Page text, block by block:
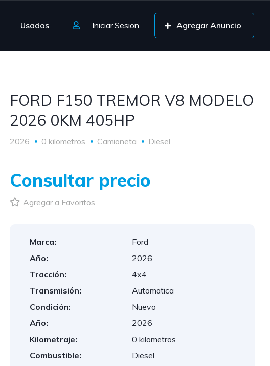
Usados Iniciar Sesion Agregar Anuncio
FORD F150 TREMOR V8 MODELO
2026 0KM 405HP
2026 0 kilometros Camioneta Diesel
Consultar precio
Agregar a Favoritos
Marca:
Ford
Año:
2026
Tracción:
4x4
Transmisión:
Automatica
Condición:
Nuevo
Año:
2026
Kilometraje:
0 kilometros
Combustible:
Diesel